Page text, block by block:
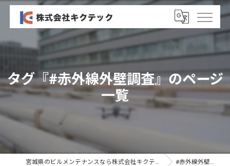
タグ『#赤外線外壁調査』のページ
一覧
宮城県のビルメンテナンスなら株式会社キクテック #赤外線外壁調査